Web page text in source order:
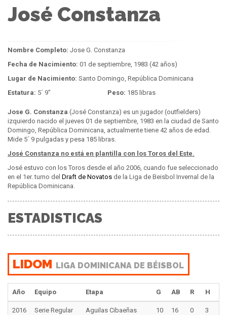
José Constanza
Nombre Completo: Jose G. Constanza
Fecha de Nacimiento: 01 de septiembre, 1983 (42 años)
Lugar de Nacimiento: Santo Domingo, República Dominicana
Estatura: 5´ 9" Peso: 185 libras
Jose G. Constanza (José Constanza) es un jugador (outfielders)
izquierdo nacido el jueves 01 de septiembre, 1983 en la ciudad de Santo
Domingo, República Dominicana, actualmente tiene 42 años de edad.
Mide 5´ 9 pulgadas y pesa 185 libras.
José Constanza no está en plantilla con los Toros del Este.
José estuvo con los Toros desde el año 2006, cuando fue seleccionado
en el 1er. turno del Draft de Novatos de la Liga de Beisbol Invernal de la
República Dominicana.
ESTADISTICAS
LIDOM LIGA DOMINICANA DE BÉISBOL
Año Equipo Etapa G AB R H
2016 Serie Regular Aguilas Cibaeñas 10 16 0 3